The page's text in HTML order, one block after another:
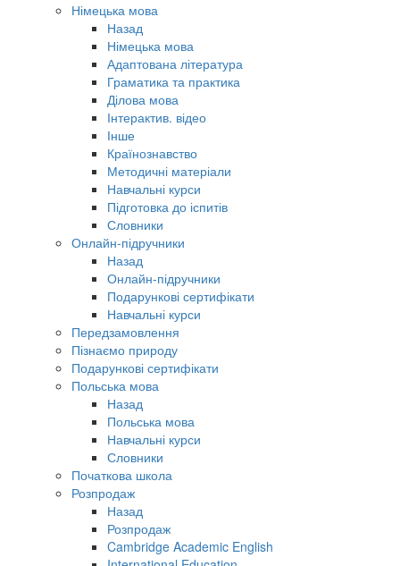
Німецька мова
Назад
Німецька мова
Адаптована література
Граматика та практика
Ділова мова
Інтерактив. відео
Інше
Країнознавство
Методичні матеріали
Навчальні курси
Підготовка до іспитів
Словники
Онлайн-підручники
Назад
Онлайн-підручники
Подарункові сертифікати
Навчальні курси
Передзамовлення
Пізнаємо природу
Подарункові сертифікати
Польська мова
Назад
Польська мова
Навчальні курси
Словники
Початкова школа
Розпродаж
Назад
Розпродаж
Cambridge Academic English